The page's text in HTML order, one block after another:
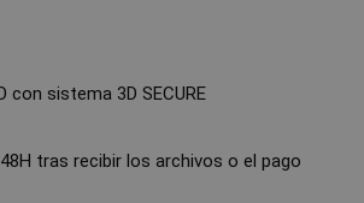
con sistema 3D SECURE
tras recibir los archivos o el pago